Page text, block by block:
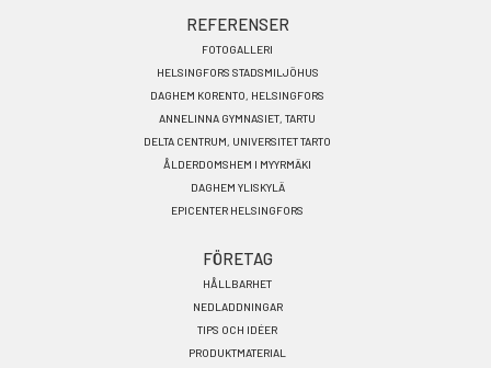
REFERENSER
FOTOGALLERI
HELSINGFORS STADSMILJÖHUS
DAGHEM KORENTO, HELSINGFORS
ANNELINNA GYMNASIET, TARTU
DELTA CENTRUM, UNIVERSITET TARTO
ÅLDERDOMSHEM I MYYRMÄKI
DAGHEM YLISKYLÄ
EPICENTER HELSINGFORS
FÖRETAG
HÅLLBARHET
NEDLADDNINGAR
TIPS OCH IDÉER
PRODUKTMATERIAL